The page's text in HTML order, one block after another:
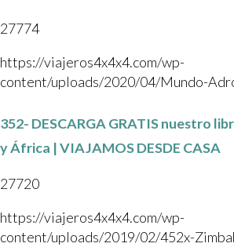
27774
https://viajeros4x4x4.com/wp-
content/uploads/2020/04/Mundo-
352- DESCARGA GRATIS nuestro
y África | VIAJAMOS DESDE CASA
27720
https://viajeros4x4x4.com/wp-
content/uploads/2019/02/452x-